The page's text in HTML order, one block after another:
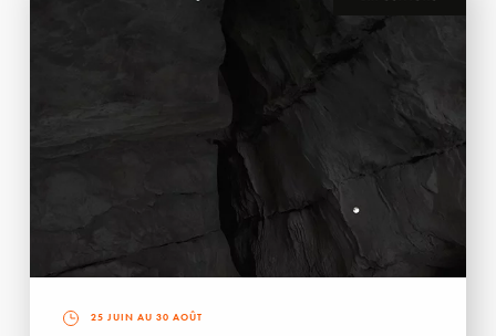
25 JUIN AU 30 AOÛT